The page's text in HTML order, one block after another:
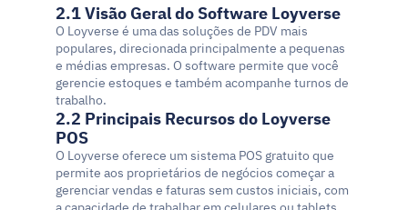
2.1 Visão Geral do Software Loyverse
O Loyverse é uma das soluções de PDV mais
populares, direcionada principalmente a pequenas
e médias empresas. O software permite que você
gerencie estoques e também acompanhe turnos de
trabalho.
2.2 Principais Recursos do Loyverse
POS
O Loyverse oferece um sistema POS gratuito que
permite aos proprietários de negócios começar a
gerenciar vendas e faturas sem custos iniciais, com